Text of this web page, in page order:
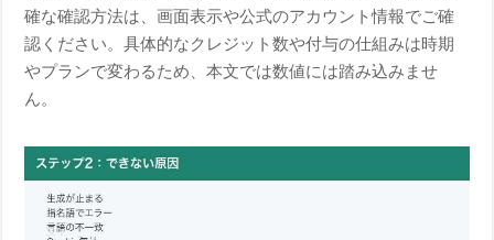
確な確認方法は、画面表示や公式のアカウント情報でご確
認ください。具体的なクレジット数や付与の仕組みは時期
やプランで変わるため、本文では数値には踏み込みませ
ん。